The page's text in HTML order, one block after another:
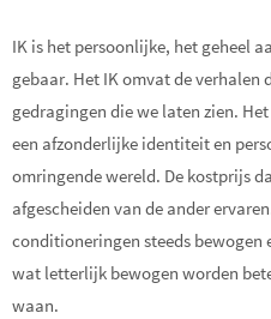
IK is het persoonlijke, het geheel
gebaar. Het IK omvat de verhalen
gedragingen die we laten zien.
een afzonderlijke identiteit en
omringende wereld. De kostprijs
afgescheiden van de ander
conditioneringen steeds bewogen
wat letterlijk bewogen worden
waan.